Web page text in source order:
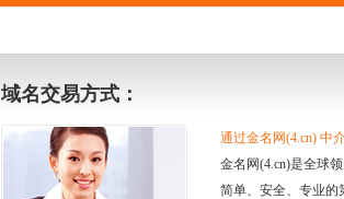
域名交易方式：
通过金名网(4.cn) 中
金名网(4.cn)是全球
简单、安全、专业的